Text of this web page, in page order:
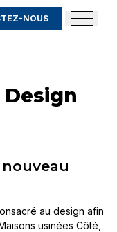
NOUS
au design afin
usinées Côté,